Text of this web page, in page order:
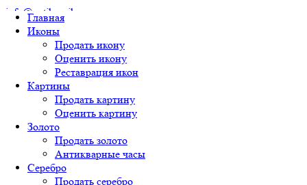
info@antikvarikon.ru
Главная
Иконы
Продать икону
Оценить икону
Реставрация икон
Картины
Продать картину
Оценить картину
Золото
Продать золото
Антикварные часы
Серебро
Продать серебро
+7 (925) 719-32-20
+7 (925) 719-32-20